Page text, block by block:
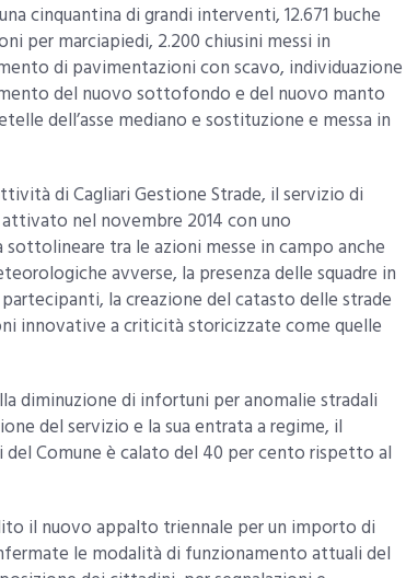
cinquantina di grandi interventi, 12.671 buche
per marciapiedi, 2.200 chiusini messi in
di pavimentazioni con scavo, individuazione
del nuovo sottofondo e del nuovo manto
dell’asse mediano e sostituzione e messa in
di Cagliari Gestione Strade, il servizio di
nel novembre 2014 con uno
tra le azioni messe in campo anche
avverse, la presenza delle squadre in
la creazione del catasto delle strade
innovative a criticità storicizzate come quelle
diminuzione di infortuni per anomalie stradali
del servizio e la sua entrata a regime, il
del Comune è calato del 40 per cento rispetto al
il nuovo appalto triennale per un importo di
le modalità di funzionamento attuali del